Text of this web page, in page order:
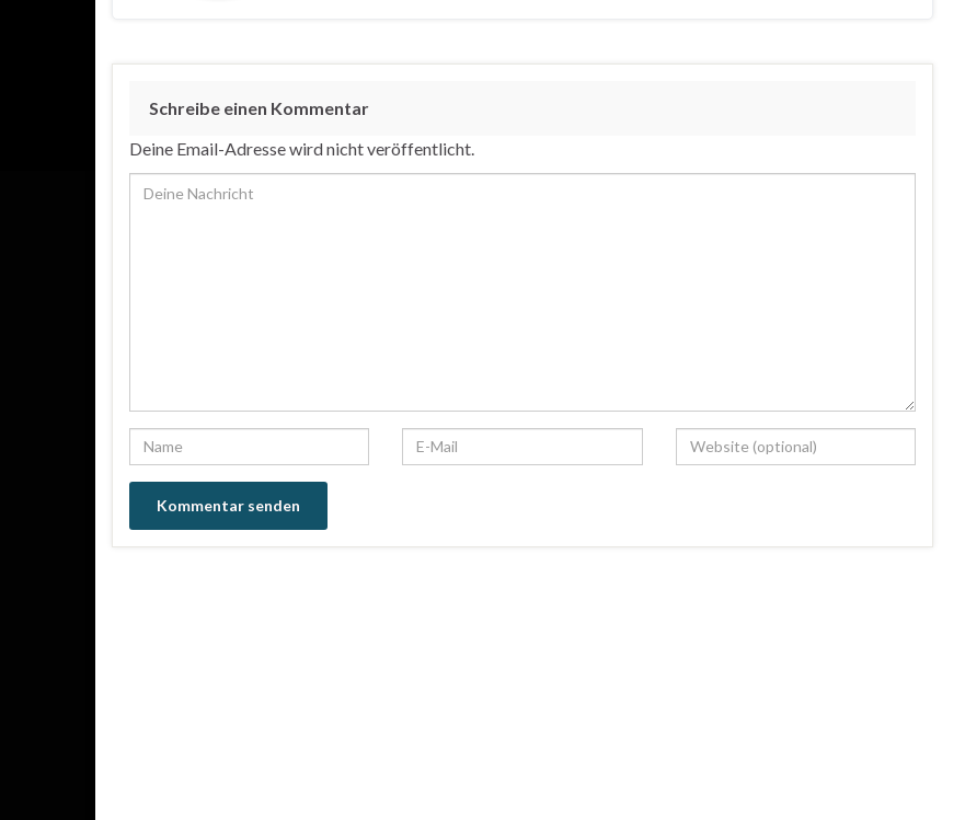
Schreibe einen Kommentar
Deine Email-Adresse wird nicht veröffentlicht.